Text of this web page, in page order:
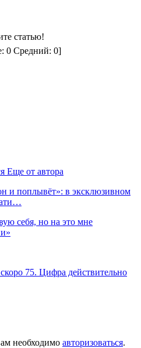
статью!
0Средний: 0]
Еще от автора
и поплывёт»: в эксклюзивном
себя, но на это мне
75. Цифра действительно
необходимо авторизоваться.